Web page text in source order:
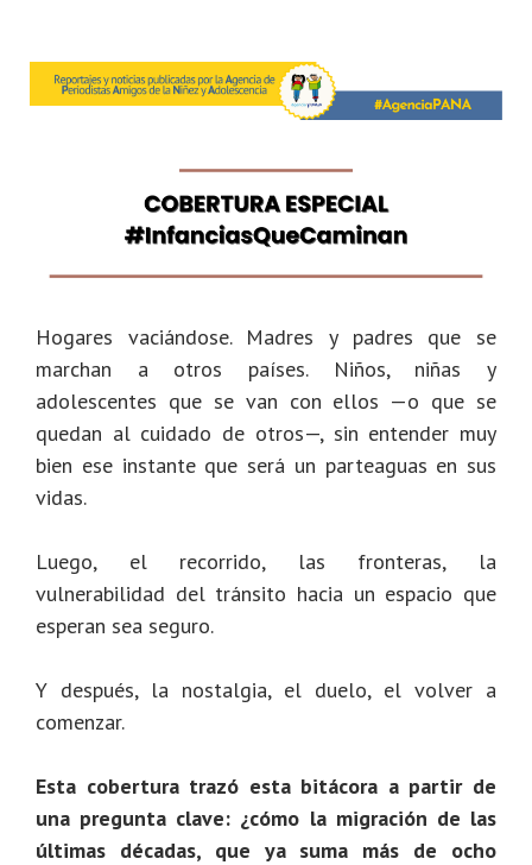
Hogares vaciándose. Madres y padres que se
marchan a otros países. Niños, niñas y
adolescentes que se van con ellos —o que se
quedan al cuidado de otros—, sin entender muy
bien ese instante que será un parteaguas en sus
vidas.
Luego, el recorrido, las fronteras, la
vulnerabilidad del tránsito hacia un espacio que
esperan sea seguro.
Y después, la nostalgia, el duelo, el volver a
comenzar.
Esta cobertura trazó esta bitácora a partir de
una pregunta clave: ¿cómo la migración de las
últimas décadas, que ya suma más de ocho